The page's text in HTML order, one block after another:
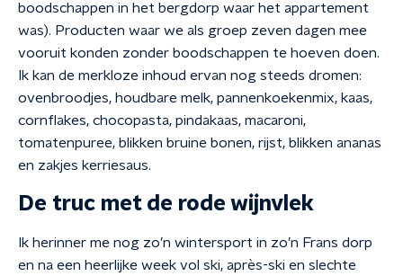
boodschappen in het bergdorp waar het appartement
was). Producten waar we als groep zeven dagen mee
vooruit konden zonder boodschappen te hoeven doen.
Ik kan de merkloze inhoud ervan nog steeds dromen:
ovenbroodjes, houdbare melk, pannenkoekenmix, kaas,
cornflakes, chocopasta, pindakaas, macaroni,
tomatenpuree, blikken bruine bonen, rijst, blikken ananas
en zakjes kerriesaus.
De truc met de rode wijnvlek
Ik herinner me nog zo’n wintersport in zo’n Frans dorp
en na een heerlijke week vol ski, après-ski en slechte